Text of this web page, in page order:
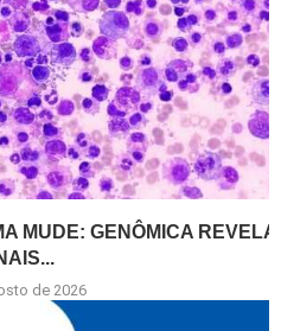
MUDE: GENÔMICA REVELA
de 2026